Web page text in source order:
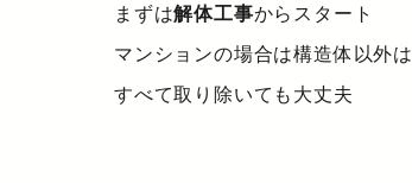
まずは解体工事からスタート
マンションの場合は構造体以外は
すべて取り除いても大丈夫